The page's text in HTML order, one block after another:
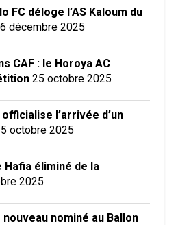
FC déloge l’AS Kaloum du
décembre 2025
CAF : le Horoya AC
25 octobre 2025
l’arrivée d’un
octobre 2025
Hafia éliminé de la
2025
nominé au Ballon